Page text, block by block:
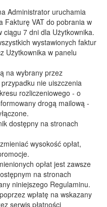
Administrator uruchamia
Fakturę VAT do pobrania w
7 dni dla Użytkownika.
wystawionych faktur
Użytkownika w panelu
na wybrany przez
nie uiszczenia
rozliczeniowego - o
drogą mailową -
dostępny na stronach
wysokość opłat,
opłat jest zawsze
na stronach
niniejszego Regulaminu.
wpłatę na wskazany
serwis płatności